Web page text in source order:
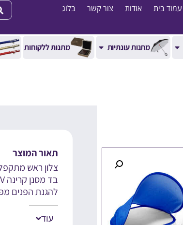
עמוד בית אודות צור קשר בלוג
מתנות עונתיות מתנות ללקוחות
תאור המוצר
צלון ראש
בד מסנן קרינה UV
להגנת הפנים
עוד